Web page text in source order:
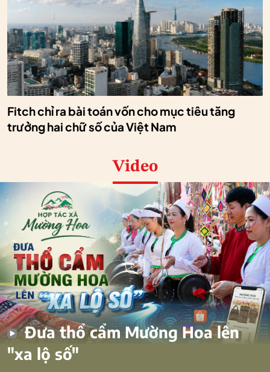
Fitch chỉ ra bài toán vốn cho mục tiêu tăng
trưởng hai chữ số của Việt Nam
Video
Đưa thổ cẩm Mường Hoa lên
"xa lộ số"